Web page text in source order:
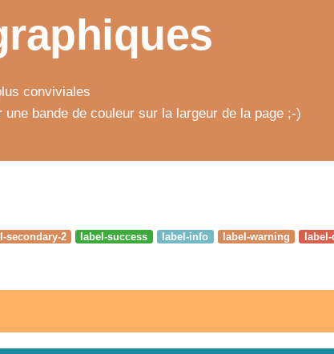
conviviales
bande de couleur sur la largeur de la page ;-)
secondary-2 label-success label-info label-warning